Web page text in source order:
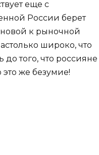
еще с
России берет
к рыночной
широко, что
до того, что россияне
же безумие!